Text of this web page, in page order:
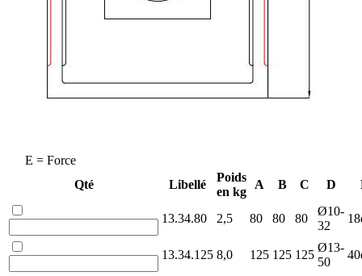
E = Force
Qté
Libellé
Poids
en kg
A B C D
13.34.80 2,5 80 80 80
Ø10-
32
13.34.125 8,0 125 125 125
Ø13-
50